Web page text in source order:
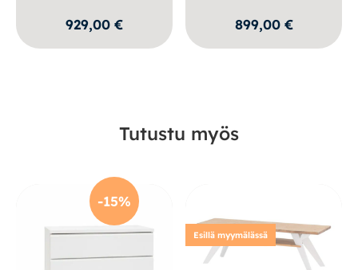
929,00 € 899,00 €
Tutustu myös
-15%
Esillä myymälässä